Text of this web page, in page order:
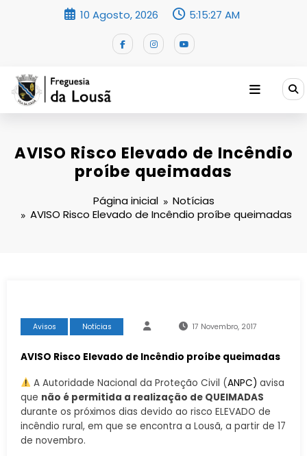
10 Agosto, 2026 5:15:27 AM
AVISO Risco Elevado de Incêndio
proíbe queimadas
Página inicial
Notícias
AVISO Risco Elevado de Incêndio proíbe queimadas
Avisos Notícias 17 Novembro, 2017
AVISO Risco Elevado de Incêndio proíbe queimadas
A Autoridade Nacional da Proteção Civil (ANPC) avisa
que não é permitida a realização de QUEIMADAS
durante os próximos dias devido ao risco ELEVADO de
incêndio rural, em que se encontra a Lousã, a partir de 17
de novembro.